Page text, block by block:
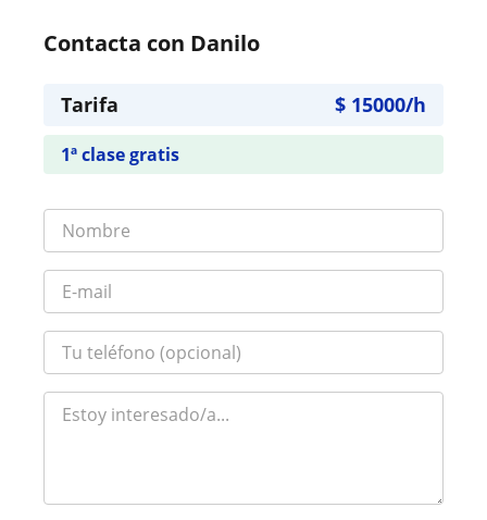
Contacta con Danilo
Tarifa $ 15000/h
1ª clase gratis